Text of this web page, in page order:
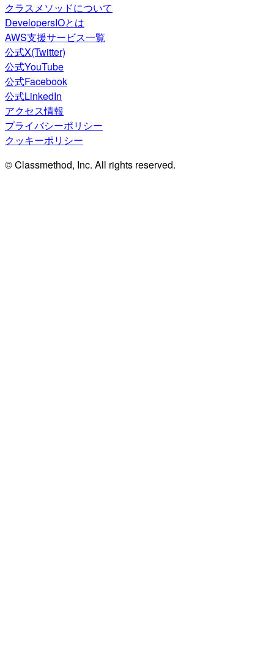
クラスメソッドについて
DevelopersIOとは
AWS支援サービス一覧
公式X(Twitter)
公式YouTube
公式Facebook
公式LinkedIn
アクセス情報
プライバシーポリシー
クッキーポリシー
© Classmethod, Inc. All rights reserved.